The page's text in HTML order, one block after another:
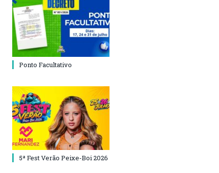
Ponto Facultativo
5ª Fest Verão Peixe-Boi 2026